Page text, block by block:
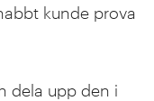
kunde prova
dela upp den i